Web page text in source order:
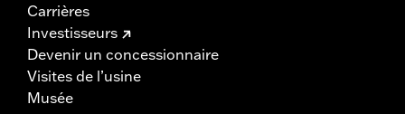
Carrières
Investisseurs
Devenir un concessionnaire
Visites de l’usine
Musée